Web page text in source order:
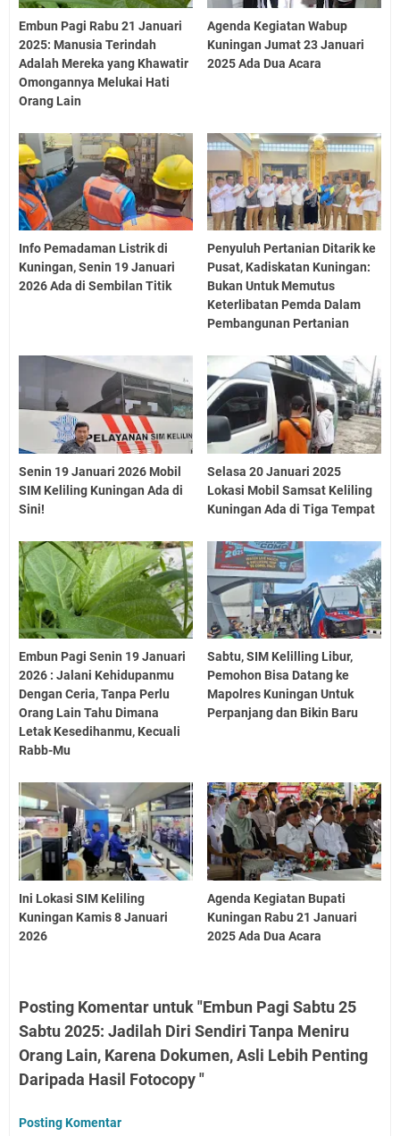
Embun Pagi Rabu 21 Januari
2025: Manusia Terindah
Adalah Mereka yang Khawatir
Omongannya Melukai Hati
Orang Lain
Agenda Kegiatan Wabup
Kuningan Jumat 23 Januari
2025 Ada Dua Acara
Info Pemadaman Listrik di
Kuningan, Senin 19 Januari
2026 Ada di Sembilan Titik
Penyuluh Pertanian Ditarik ke
Pusat, Kadiskatan Kuningan:
Bukan Untuk Memutus
Keterlibatan Pemda Dalam
Pembangunan Pertanian
Senin 19 Januari 2026 Mobil
SIM Keliling Kuningan Ada di
Sini!
Selasa 20 Januari 2025
Lokasi Mobil Samsat Keliling
Kuningan Ada di Tiga Tempat
Embun Pagi Senin 19 Januari
2026 : Jalani Kehidupanmu
Dengan Ceria, Tanpa Perlu
Orang Lain Tahu Dimana
Letak Kesedihanmu, Kecuali
Rabb-Mu
Sabtu, SIM Kelilling Libur,
Pemohon Bisa Datang ke
Mapolres Kuningan Untuk
Perpanjang dan Bikin Baru
Ini Lokasi SIM Keliling
Kuningan Kamis 8 Januari
2026
Agenda Kegiatan Bupati
Kuningan Rabu 21 Januari
2025 Ada Dua Acara
Posting Komentar untuk "Embun Pagi Sabtu 25
Sabtu 2025: Jadilah Diri Sendiri Tanpa Meniru
Orang Lain, Karena Dokumen, Asli Lebih Penting
Daripada Hasil Fotocopy "
Posting Komentar